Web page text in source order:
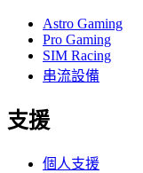
Astro Gaming
Pro Gaming
SIM Racing
串流設備
支援
個人支援